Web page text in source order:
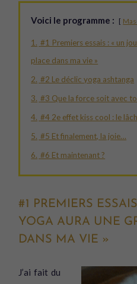
Voici le programme :
1. #1 Premiers essais : « un
place dans ma vie »
2. #2 Le déclic yoga ashtanga
3. #3 Que la force soit avec
4. #4 2e effet kiss cool : le
5. #5 Et finalement, la joie…
6. #6 Et maintenant ?
#1 PREMIERS
YOGA AURA UNE
DANS MA VIE »
J’ai fait du